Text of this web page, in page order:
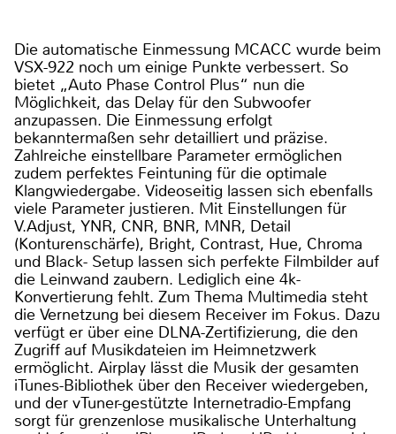
Die automatische Einmessung MCACC wurde beim
VSX-922 noch um einige Punkte verbessert. So
bietet „Auto Phase Control Plus“ nun die
Möglichkeit, das Delay für den Subwoofer
anzupassen. Die Einmessung erfolgt
bekanntermaßen sehr detailliert und präzise.
Zahlreiche einstellbare Parameter ermöglichen
zudem perfektes Feintuning für die optimale
Klangwiedergabe. Videoseitig lassen sich ebenfalls
viele Parameter justieren. Mit Einstellungen für
V.Adjust, YNR, CNR, BNR, MNR, Detail
(Konturenschärfe), Bright, Contrast, Hue, Chroma
und Black- Setup lassen sich perfekte Filmbilder auf
die Leinwand zaubern. Lediglich eine 4k-
Konvertierung fehlt. Zum Thema Multimedia steht
die Vernetzung bei diesem Receiver im Fokus. Dazu
verfügt er über eine DLNA-Zertifizierung, die den
Zugriff auf Musikdateien im Heimnetzwerk
ermöglicht. Airplay lässt die Musik der gesamten
iTunes-Bibliothek über den Receiver wiedergeben,
und der vTuner-gestützte Internetradio-Empfang
sorgt für grenzenlose musikalische Unterhaltung